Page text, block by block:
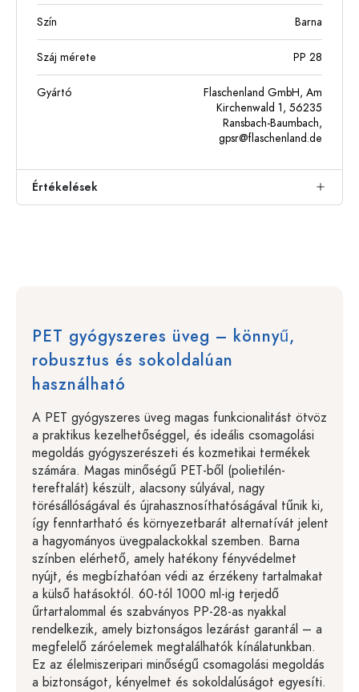
Szín Barna
Száj mérete PP 28
Gyártó
Flaschenland GmbH, Am
Kirchenwald 1, 56235
Ransbach-Baumbach,
gpsr@flaschenland.de
Értékelések
PET gyógyszeres üveg – könnyű,
robusztus és sokoldalúan
használható
A PET gyógyszeres üveg magas funkcionalitást ötvöz
a praktikus kezelhetőséggel, és ideális csomagolási
megoldás gyógyszerészeti és kozmetikai termékek
számára. Magas minőségű PET-ből (polietilén-
tereftalát) készült, alacsony súlyával, nagy
törésállóságával és újrahasznosíthatóságával tűnik ki,
így fenntartható és környezetbarát alternatívát jelent
a hagyományos üvegpalackokkal szemben. Barna
színben elérhető, amely hatékony fényvédelmet
nyújt, és megbízhatóan védi az érzékeny tartalmakat
a külső hatásoktól. 60-tól 1000 ml-ig terjedő
űrtartalommal és szabványos PP-28-as nyakkal
rendelkezik, amely biztonságos lezárást garantál – a
megfelelő záróelemek megtalálhatók kínálatunkban.
Ez az élelmiszeripari minőségű csomagolási megoldás
a biztonságot, kényelmet és sokoldalúságot egyesíti.